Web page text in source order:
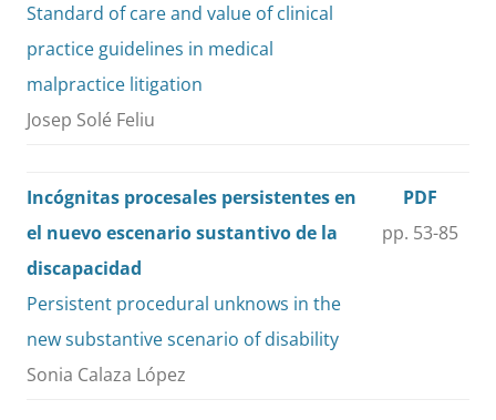
Standard of care and value of clinical
practice guidelines in medical
malpractice litigation
Josep Solé Feliu
Incógnitas procesales persistentes en
el nuevo escenario sustantivo de la
discapacidad
Persistent procedural unknows in the
new substantive scenario of disability
Sonia Calaza López
PDF
pp. 53-85